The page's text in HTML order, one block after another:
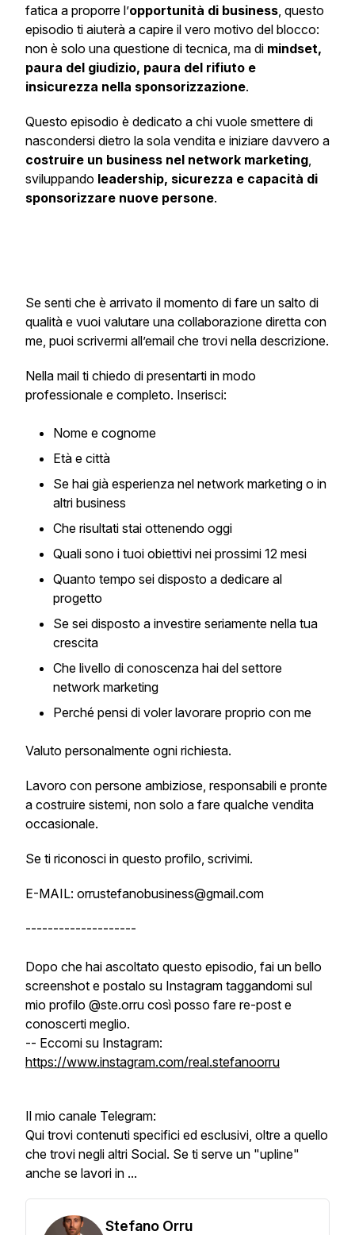
fatica a proporre l’opportunità di business, questo
episodio ti aiuterà a capire il vero motivo del blocco:
non è solo una questione di tecnica, ma di mindset,
paura del giudizio, paura del rifiuto e
insicurezza nella sponsorizzazione.
Questo episodio è dedicato a chi vuole smettere di
nascondersi dietro la sola vendita e iniziare davvero a
costruire un business nel network marketing,
sviluppando leadership, sicurezza e capacità di
sponsorizzare nuove persone.
Se senti che è arrivato il momento di fare un salto di
qualità e vuoi valutare una collaborazione diretta con
me, puoi scrivermi all’email che trovi nella descrizione.
Nella mail ti chiedo di presentarti in modo
professionale e completo. Inserisci:
Nome e cognome
Età e città
Se hai già esperienza nel network marketing o in
altri business
Che risultati stai ottenendo oggi
Quali sono i tuoi obiettivi nei prossimi 12 mesi
Quanto tempo sei disposto a dedicare al
progetto
Se sei disposto a investire seriamente nella tua
crescita
Che livello di conoscenza hai del settore
network marketing
Perché pensi di voler lavorare proprio con me
Valuto personalmente ogni richiesta.
Lavoro con persone ambiziose, responsabili e pronte
a costruire sistemi, non solo a fare qualche vendita
occasionale.
Se ti riconosci in questo profilo, scrivimi.
E-MAIL: orrustefanobusiness@gmail.com
--------------------
Dopo che hai ascoltato questo episodio, fai un bello
screenshot e postalo su Instagram taggandomi sul
mio profilo @ste.orru così posso fare re-post e
conoscerti meglio.
-- Eccomi su Instagram:
https://www.instagram.com/real.stefanoorru
Il mio canale Telegram:
Qui trovi contenuti specifici ed esclusivi, oltre a quello
che trovi negli altri Social. Se ti serve un "upline"
anche se lavori in ...
Stefano Orru